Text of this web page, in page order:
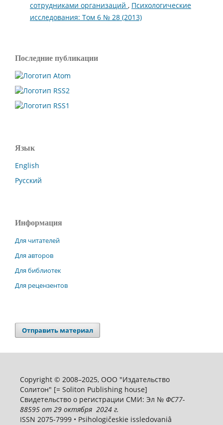
сотрудниками организаций , Психологические
исследования: Том 6 № 28 (2013)
Последние публикации
Язык
English
Русский
Информация
Для читателей
Для авторов
Для библиотек
Для рецензентов
Отправить материал
Copyright © 2008–2025, ООО "Издательство
Солитон" [= Soliton Publishing house]
Свидетельство о регистрации СМИ: Эл № ФС77-
88595от 29 октября 2024 г.
ISSN 2075-7999 • Psihologičeskie issledovaniâ